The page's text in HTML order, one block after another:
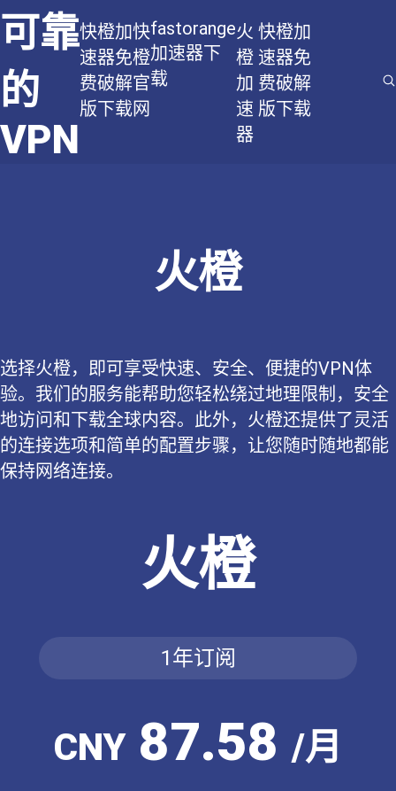
可靠
的
VPN
快橙加
速器免
费破解
版下载
快
橙
官
网
fastorange
加速器下
载
火
橙
加
速
器
快橙加
速器免
费破解
版下载
火橙
选择火橙，即可享受快速、安全、便捷的VPN体
验。我们的服务能帮助您轻松绕过地理限制，安全
地访问和下载全球内容。此外，火橙还提供了灵活
的连接选项和简单的配置步骤，让您随时随地都能
保持网络连接。
火橙
1年订阅
CNY87.58 /月